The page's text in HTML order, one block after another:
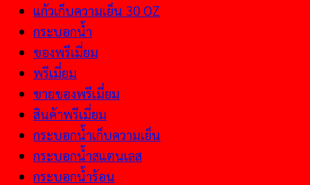
แก้วเก็บความเย็น 30 OZ
กระบอกน้ำ
ของพรีเมี่ยม
พรีเมี่ยม
ขายของพรีเมี่ยม
สินค้าพรีเมี่ยม
กระบอกน้ำเก็บความเย็น
กระบอกน้ำสแตนเลส
กระบอกน้ำร้อน